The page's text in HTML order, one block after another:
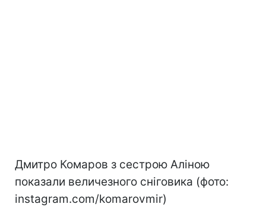
Дмитро Комаров з сестрою Аліною
показали величезного сніговика (фото:
instagram.com/komarovmir)